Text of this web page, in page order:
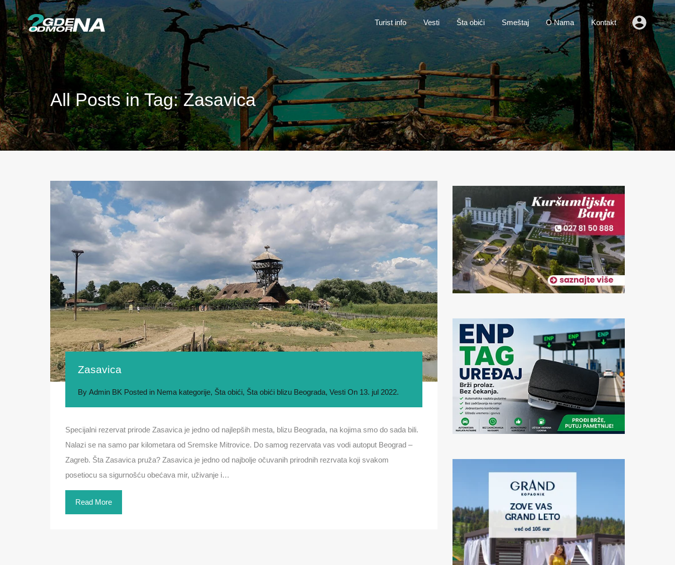
Turist info Vesti Šta obići Smeštaj O Nama Kontakt
Turist info Vesti Šta obići Smeštaj O Nama Kontakt
All Posts in Tag: Zasavica
Zasavica
By Admin BK Posted in Nema kategorije, Šta obići, Šta obići blizu Beograda, Vesti On 13. jul 2022.
Specijalni rezervat prirode Zasavica je jedno od najlepših mesta, blizu Beograda, na kojima smo do sada bili.
Nalazi se na samo par kilometara od Sremske Mitrovice. Do samog rezervata vas vodi autoput Beograd –
Zagreb. Šta Zasavica pruža? Zasavica je jedno od najbolje očuvanih prirodnih rezrvata koji svakom
posetiocu sa sigurnošću obećava mir, uživanje i…
Read More